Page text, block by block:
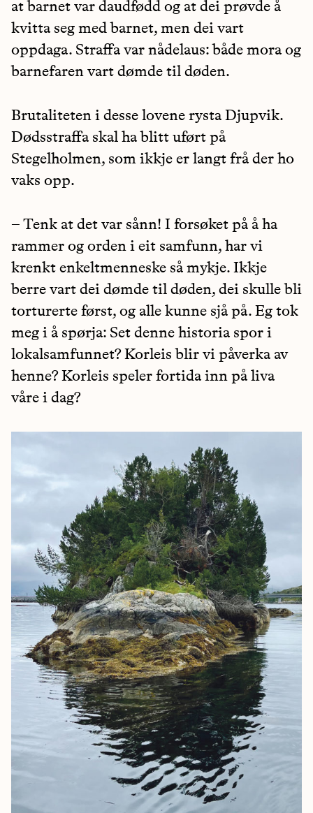
at barnet var daudfødd og at dei prøvde å
kvitta seg med barnet, men dei vart
oppdaga. Straffa var nådelaus: både mora og
barnefaren vart dømde til døden.
Brutaliteten i desse lovene rysta Djupvik.
Dødsstraffa skal ha blitt uført på
Stegelholmen, som ikkje er langt frå der ho
vaks opp.
– Tenk at det var sånn! I forsøket på å ha
rammer og orden i eit samfunn, har vi
krenkt enkeltmenneske så mykje. Ikkje
berre vart dei dømde til døden, dei skulle bli
torturerte først, og alle kunne sjå på. Eg tok
meg i å spørja: Set denne historia spor i
lokalsamfunnet? Korleis blir vi påverka av
henne? Korleis speler fortida inn på liva
våre i dag?